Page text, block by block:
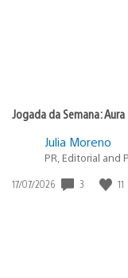
Jogada da Semana: Aura
Julia Moreno
PR, Editorial and
Data
17/07/2026 3 11